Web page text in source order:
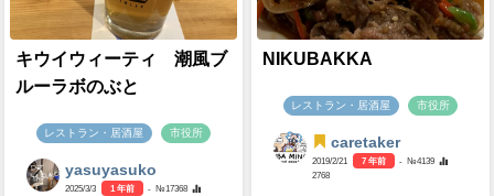
キウイウィーティ 潮風ブ
ルーラボのぶと
レストラン・居酒屋 市役所
yasuyasuko
2025/3/3 1 年前
- №17368
NIKUBAKKA
レストラン・居酒屋 市役所
caretaker
2019/2/21 7 年前
- №4139
2768